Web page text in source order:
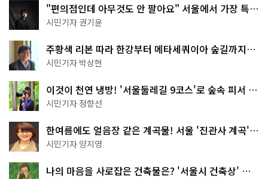
"편의점인데 아무것도 안 팔아요" 서울에서 가장 특별
한 편의점의 정체
시민기자 권기윤
주황색 리본 따라 한강부터 메타세쿼이아 숲길까지…
서울둘레길 15코스
시민기자 박상현
이것이 천연 냉방! '서울둘레길 9코스'로 숲속 피서 떠
나볼까
시민기자 정향선
한여름에도 얼음장 같은 계곡물! 서울 '진관사 계곡'이
천국이네~
시민기자 양지영
나의 마음을 사로잡은 건축물은? '서울시 건축상' 수